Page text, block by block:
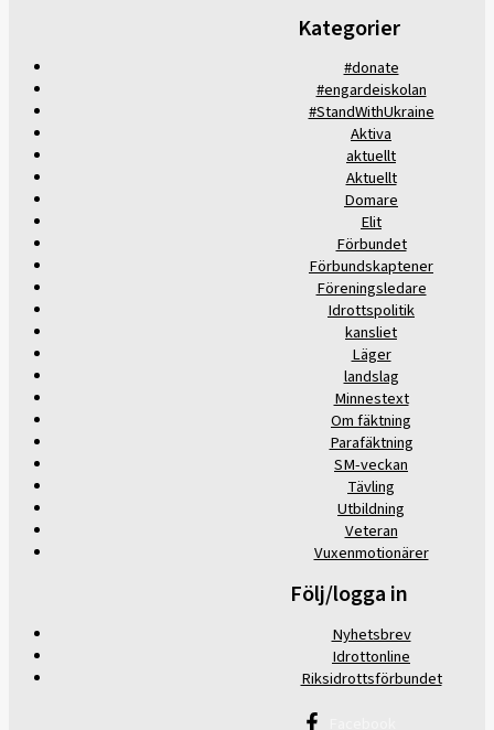
Kategorier
#donate
#engardeiskolan
#StandWithUkraine
Aktiva
aktuellt
Aktuellt
Domare
Elit
Förbundet
Förbundskaptener
Föreningsledare
Idrottspolitik
kansliet
Läger
landslag
Minnestext
Om fäktning
Parafäktning
SM-veckan
Tävling
Utbildning
Veteran
Vuxenmotionärer
Följ/logga in
Nyhetsbrev
Idrottonline
Riksidrottsförbundet